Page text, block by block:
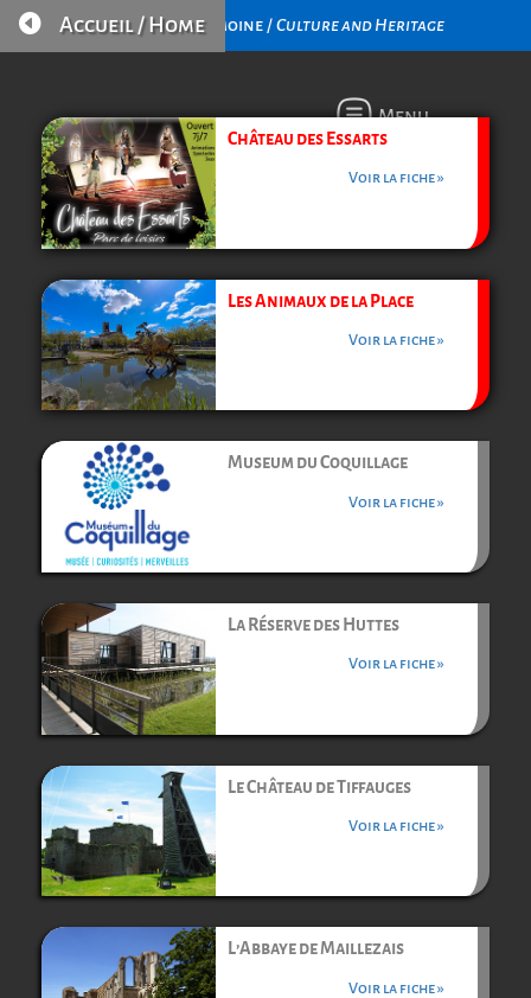
Culture et Patrimoine /Culture and Heritage
 Accueil / Home
Menu
Château des Essarts
Voir la fiche »
Les Animaux de la Place
Voir la fiche »
Museum du Coquillage
Voir la fiche »
La Réserve des Huttes
Voir la fiche »
Le Château de Tiffauges
Voir la fiche »
L’Abbaye de Maillezais
Voir la fiche »